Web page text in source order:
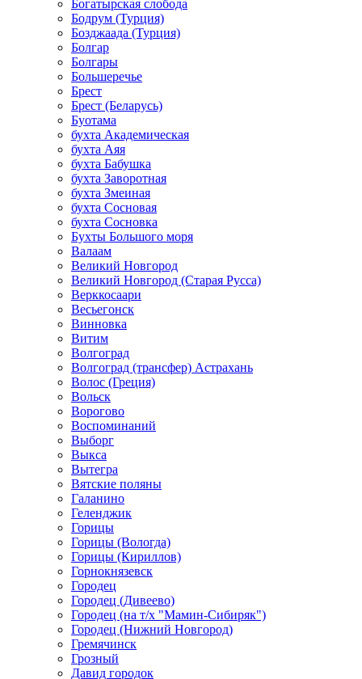
Богатырская слобода
Бодрум (Турция)
Бозджаада (Турция)
Болгар
Болгары
Большеречье
Брест
Брест (Беларусь)
Буотама
бухта Академическая
бухта Аяя
бухта Бабушка
бухта Заворотная
бухта Змеиная
бухта Сосновая
бухта Сосновка
Бухты Большого моря
Валаам
Великий Новгород
Великий Новгород (Старая Русса)
Верккосаари
Весьегонск
Винновка
Витим
Волгоград
Волгоград (трансфер) Астрахань
Волос (Греция)
Вольск
Ворогово
Воспоминаний
Выборг
Выкса
Вытегра
Вятские поляны
Галанино
Геленджик
Горицы
Горицы (Вологда)
Горицы (Кириллов)
Горнокнязевск
Городец
Городец (Дивеево)
Городец (на т/х "Мамин-Сибиряк")
Городец (Нижний Новгород)
Гремячинск
Грозный
Давид городок